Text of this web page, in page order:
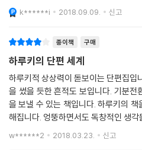
고통을 노래했다면, 『TV 피플』에서는
질적인 두려움을 그려냈기 때문이다.
로 표현하고 있다. 애매모호한 구분 속
그 특유의 감칠맛 나는 아름다운 문체
대상에 대한 본질적인 공포감으로 가
문턱으로 인도할 것이다.
전달하는 것이고, 나는 일본 각지에서
k******i 2018.09.09. 신고
종이책 구매
하루키의 단편 세계
하루키적 상상력이 돋보이는 단편집입
을 썼을 듯한 흔적도 보입니다. 기분
을 보낼 수 있는 책입니다. 하루키의
해집니다. 엉뚱하면서도 독창적인 생
이 책에도 그만의 중독성 있는 문체와
w******2 2018.03.23. 신고